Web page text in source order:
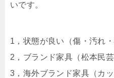
いです。
1，状態が良い（傷・汚れ
2，ブランド家具（松本民
3，海外ブランド家具（カ